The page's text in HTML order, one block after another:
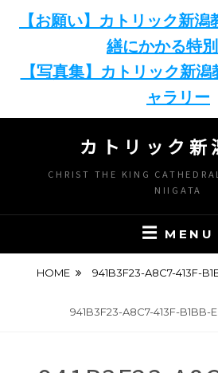
【お願い】カトリック新
繕にかかる特
【写真集】カトリック新
ャラリー
content
カトリック新
CHRIST THE KING
NIIGATA
MENU
HOME 941B3F23-A8C7-413F-
941B3F23-A8C7-413F-B1BB-